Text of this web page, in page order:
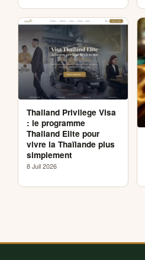
Thailand Privilege Visa
: le programme
Thailand Elite pour
vivre la Thaïlande plus
simplement
8 Juil 2026